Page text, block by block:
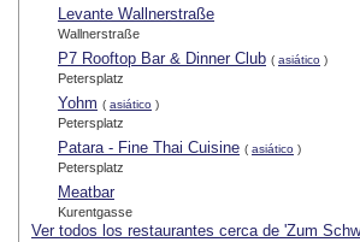
Levante Wallnerstraße
Wallnerstraße
P7 Rooftop Bar & Dinner Club ( asiático )
Petersplatz
Yohm ( asiático )
Petersplatz
Patara - Fine Thai Cuisine ( asiático )
Petersplatz
Meatbar
Kurentgasse
Ver todos los restaurantes cerca de 'Zum